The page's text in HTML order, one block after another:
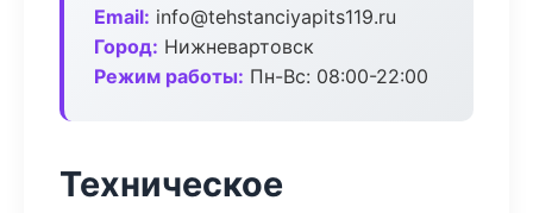
Email: info@tehstanciyapits119.ru
Город: Нижневартовск
Режим работы: Пн-Вс: 08:00-22:00
Техническое